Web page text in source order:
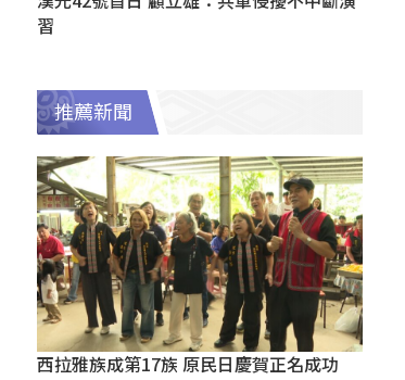
習
推薦新聞
西拉雅族成第17族 原民日慶賀正名成功